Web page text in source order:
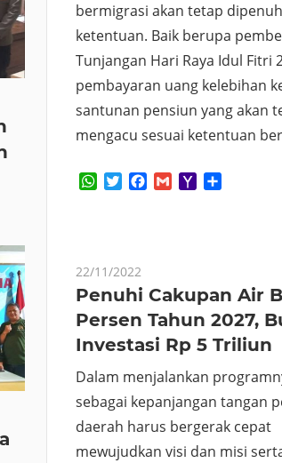
bermigrasi akan tetap
ketentuan. Baik berupa
Tunjangan Hari Raya Idul Fitri
pembayaran uang kelebihan
santunan pensiun yang akan
mengacu sesuai ketentuan
WhatsApp
TwitterFacebook
GmailYahoo
22/11/2022
Penuhi Cakupan Air
Persen Tahun 2027,
Investasi Rp 5 Triliun
Dalam menjalankan
sebagai kepanjangan tangan
daerah harus bergerak cepat
mewujudkan visi dan misi